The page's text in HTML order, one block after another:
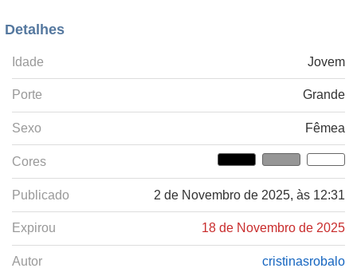
Detalhes
Idade Jovem
Porte Grande
Sexo Fêmea
Cores
Publicado 2 de Novembro de 2025, às 12:31
Expirou 18 de Novembro de 2025
Autor cristinasrobalo